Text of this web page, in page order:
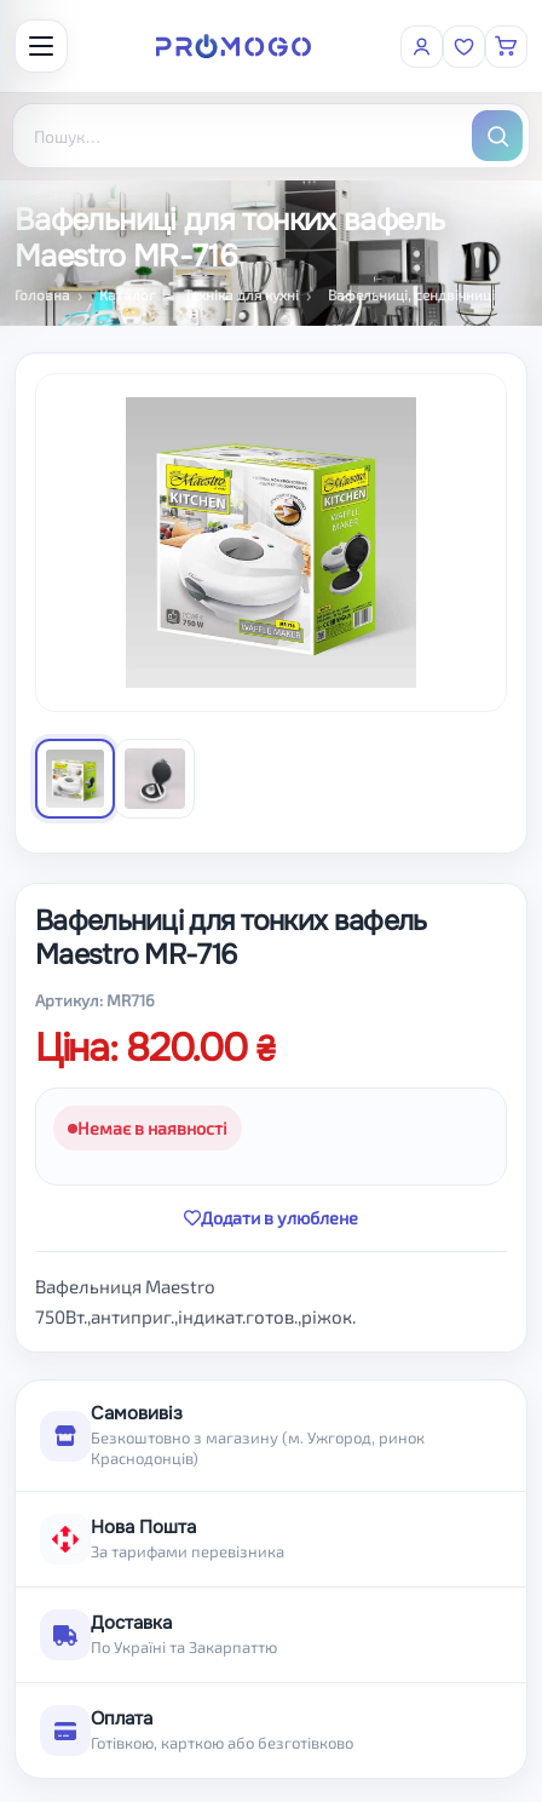
Вафельниці для тонких вафель
Maestro MR-716
Головна Каталог Техніка для кухні Вафельниці, сендвічниці
Вафельниці для тонких вафель
Maestro MR-716
Артикул: MR716
Ціна: 820.00
Немає в наявності
Додати в улюблене
Вафельниця Maestro
750Вт.,антиприг.,індикат.готов.,ріжок.
Самовивіз
Безкоштовно з магазину (м. Ужгород, ринок
Краснодонців)
Нова Пошта
За тарифами перевізника
Доставка
По Україні та Закарпаттю
Оплата
Готівкою, карткою або безготівково